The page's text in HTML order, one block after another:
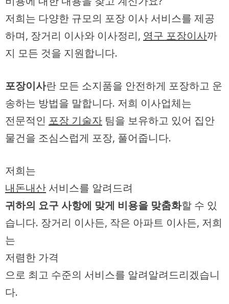
저희는 다양한 규모의 포장 이사 서비스를 제공
하며, 장거리 이사와 이사정리, 영구 포장이사까
지 모든 것을 지원합니다.
포장이사란 모든 소지품을 안전하게 포장하고 운
송하는 방법을 말합니다. 저희 이사업체는
전문적인 포장 기술자 팀을 보유하고 있어 집안
물건을 조심스럽게 포장, 풀어줍니다.
저희는
내돈내산 서비스를 알려드려
귀하의 요구 사항에 맞게 비용을 맞춤화할 수 있
습니다. 장거리 이사든, 작은 아파트 이사든, 저희
는
저렴한 가격
으로 최고 수준의 서비스를 알려알려드리겠습니
다.